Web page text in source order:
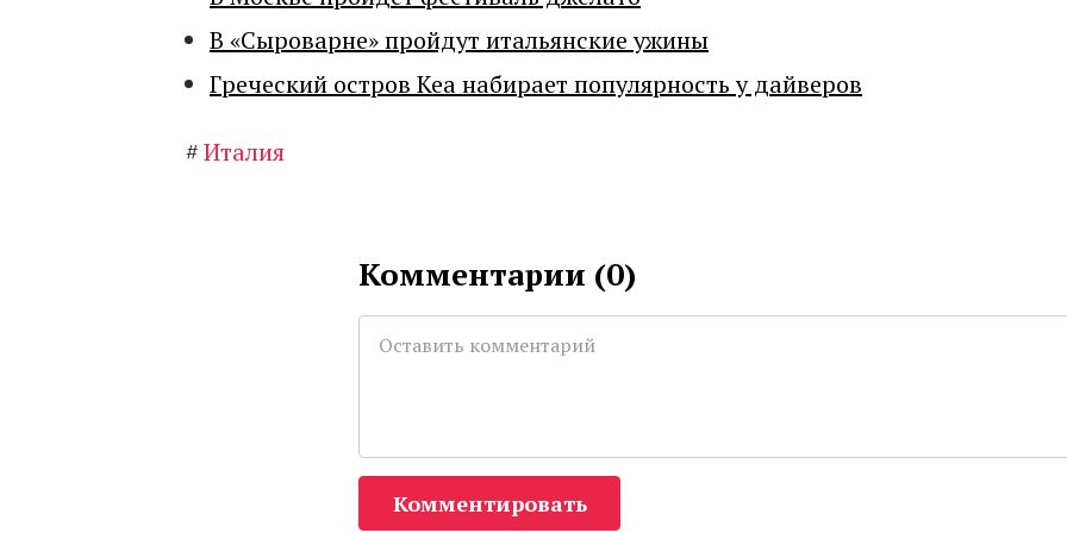
В «Сыроварне» пройдут итальянские ужины
Греческий остров Кеа набирает популярность у дайверов
#Италия
Комментарии (0)
Комментировать